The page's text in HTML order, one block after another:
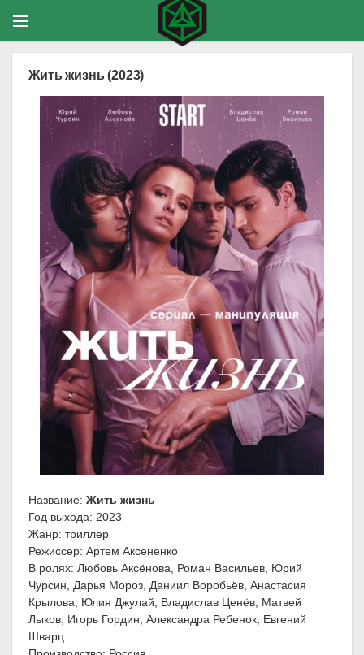
Жить жизнь (2023)
Название: Жить жизнь
Год выхода: 2023
Жанр: триллер
Режиссер: Артем Аксененко
В ролях: Любовь Аксёнова, Роман Васильев, Юрий
Чурсин, Дарья Мороз, Даниил Воробьёв, Анастасия
Крылова, Юлия Джулай, Владислав Ценёв, Матвей
Лыков, Игорь Гордин, Александра Ребенок, Евгений
Шварц